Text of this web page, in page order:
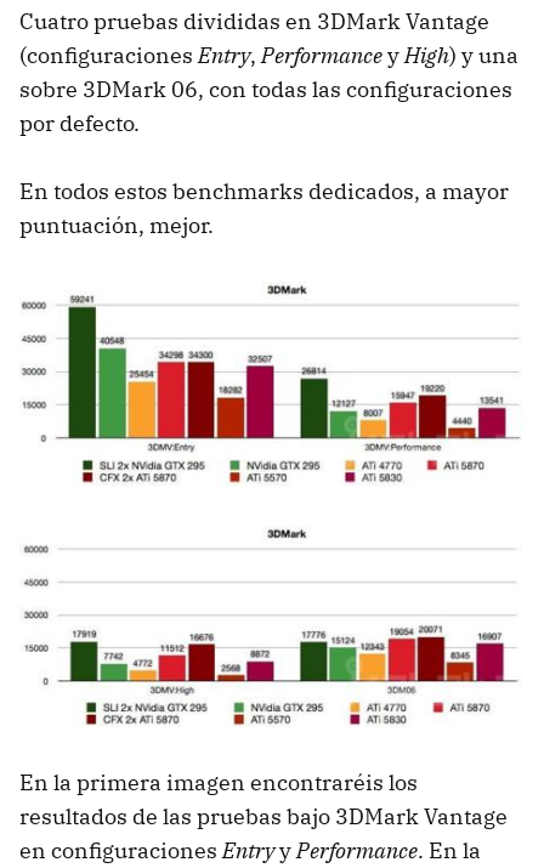
Cuatro pruebas divididas en 3DMark Vantage
(configuracionesEntry,PerformanceyHigh) y una
sobre 3DMark 06, con todas las configuraciones
por defecto.
En todos estos benchmarks dedicados, a mayor
puntuación, mejor.
En la primera imagen encontraréis los
resultados de las pruebas bajo 3DMark Vantage
en configuraciones Entryy Performance. En la